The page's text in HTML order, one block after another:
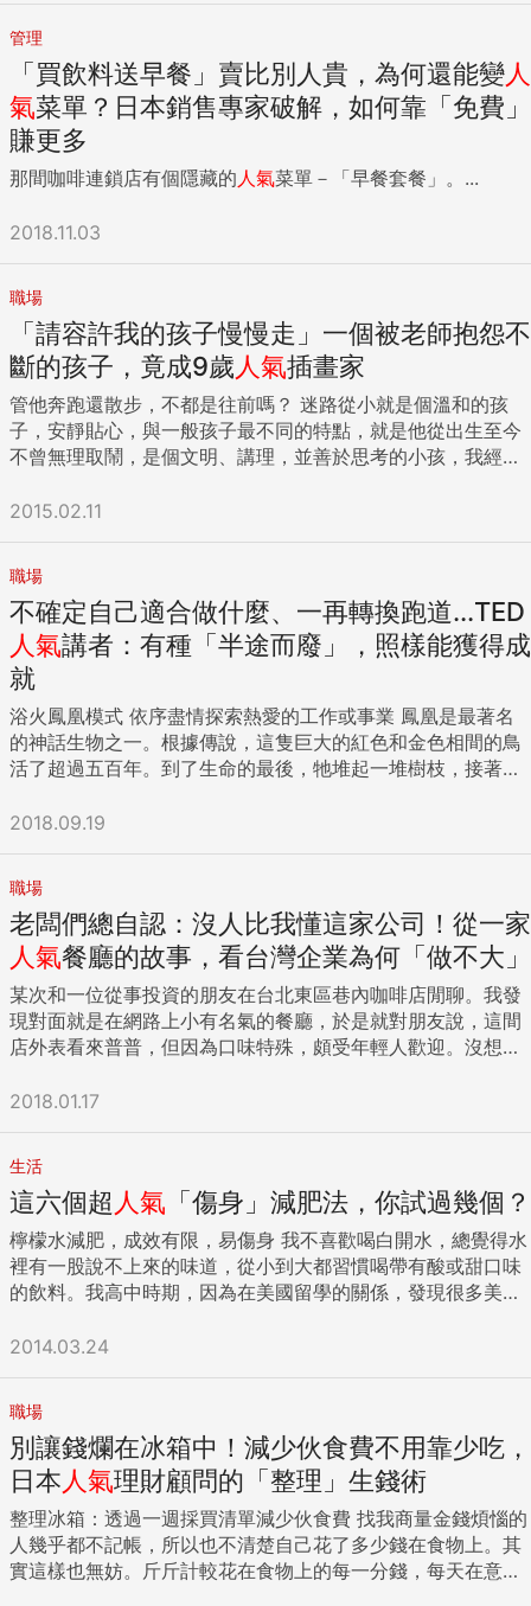
管理
「買飲料送早餐」賣比別人貴，為何還能變人
氣菜單？日本銷售專家破解，如何靠「免費」
賺更多
那間咖啡連鎖店有個隱藏的 人氣菜單－「早餐套餐」。...
2018.11.03
職場
「請容許我的孩子慢慢走」一個被老師抱怨不
斷的孩子，竟成9歲人氣插畫家
管他奔跑還散步，不都是往前嗎？ 迷路從小就是個溫和的孩
子，安靜貼心，與一般孩子最不同的特點，就是他從出生至今
不曾無理取鬧，是個文明、講理，並善於思考的小孩，我經常
眾親朋好友眼中乖巧無比的孩子，自從上了幼稚園開始，卻百
他就是背不起來！」 「迷路媽，全班都會了他就是跟不上，
26個字母不會、單字也不會唸！」 「迷路媽，我們馬上就要
登台表演了，到時候他一定會在台上出糗！」 「迷路媽，每次
全班都寫完了，他就是寫不完！」 很感謝老師一而再再而三的
「客訴」，這不但激起我積極尋找方向的動能，也反思了台灣
教育的單一性。是不是只有學習狀況良好的孩子才稱得上是個
好孩子呢？是不是只有英文單字背得快才夠資格獲得老師的讚
美呢？是不是成績好，人生才有價值呢？是否每個孩子都得像
的教育觀點正以一種不可逆的價值長久存在於社會之後，身為
世界上唯一相挺的人。 於是我改變先前一味卑微的態度，成為
自己孩子的代言人，堅定地告訴老師：「請容許迷路慢慢走，
他才6歲，還有一輩子可以背英文，我不急，也請你等等他，
就算別的孩子有能力奔跑，那也不代表我的孩子不能散步。小
迷路這樣慢慢走著，或許能見識更多別人看不見的風景。」 後
來，老實說我不確定老師是否認同？不過我確定找到了專屬於
自己的「媽媽風格」。 好老師是孩子生命裡的天使 驚覺迷路
原來迷路是個多動症ADD小朋友啊，屬於注意力散渙主導型的
孩子（mainly inattentive），集中注意力的能力比同齡的學童
落後，僅能達到一般孩子四分之一的專注時間；記憶力也差，
只要是背誦方面的學習效能總是輸別人一截；個性也相對晚
熟，這樣的孩子在生活上自然是缺乏自理能力的。還記得他從
幼稚園到初上小學的過程裡，幾乎是天天有狀況、日日好刺
激！ 小迷路總是在該進教室的時間忘了進教室，該上校車的時
候上錯車、或乾脆忘了上車，該寫的功課忘了帶回家，水壺不
年當中驚喜不斷，老木的心臟也越練越大顆。 不過小迷路很幸
為他寫功課動作太慢而無法準時下班的安親班老師們。 說實在
話，像迷路這樣一個麻煩的孩子，連親生老木偶爾都要肝火大
動，老師們卻不曾放棄這麼難教的孩子，我相信小迷路會帶著
這些愛，溫暖地長大，也會因為生命裡曾經出現這些很棒的大
人而成為一個很棒的大人。 大肚魚哲學 小迷路有一次從學校
抓了幾隻大肚魚回家觀察幾天，我看他帶著爆走弟趴在桌上凝
視游水的魚兒許久，晚上出門散步時，特地帶他們走到對街的
2015.02.11
職場
不確定自己適合做什麼、一再轉換跑道...TED
人氣講者：有種「半途而廢」，照樣能獲得成
就
浴火鳳凰模式 依序盡情探索熱愛的工作或事業 鳳凰是最著名
的神話生物之一。根據傳說，這隻巨大的紅色和金色相間的鳥
活了超過五百年。到了生命的最後，牠堆起一堆樹枝，接著
去、或慢慢消融。然後鳳凰便從牠的灰燼（或是牠原初的殘餘
的興趣時，他們會過得朝氣蓬勃；然而，其他的一些人則會對
單一主題，著迷幾個月甚至幾年的時間。所謂的「鳳凰模
式」，是指在某一個產業待了幾個月或是幾年之後，才改弦易
轍，轉而投入新的產業去開展新的事業。毫無疑問地，這種職
業模式最適合那些在「同步——依序」頻譜中，比較靠近「依
序」那一端的多重潛能者，他們很享受一次探索一種熱情所
在。 在我的網站Puttylike 剛剛成立後沒有多久，我透過一位
崔佛是一位充滿熱情的部落客，同時也是一位數位行銷人員。
即使那個時候他住在美國的密西根州，而我住在丹麥，我們還
是成為網路上的好朋友，對於我們各自發展的部落格交換意
見，並且相互支持。事實上，他是第一個使用「多重潛能者」
（multipotentialite）這個詞彙的人。然而，就像許多相隔很
遠的朋友之間常會發生的情況，崔佛和我在接下來的幾年失去
密切的聯繫，但是我們仍然會透過社群媒體，彼此維持一般的
關注。有一次，我注意到他更新的主題發生了變化。崔佛不再
關的文章——也就是他的達人蘑菇農場，他和朋友開始經營的
趟公路旅行。我們決定中途停下來，看看崔佛在城市蘑菇
（The Urban Mushrooms）設立的總部，順便聊聊彼此的近
況。那裡的空間非常寬敞，一個又一個房間裡，滿滿都是巨大
的、五顏六色的蘑菇，其中有許多是我從來都沒有聽說過的品
種。但是，讓我感到最震驚的，莫過於崔佛居然如此熱衷真菌
學（他一邊敘述他最近的冒險經歷，一邊仔細為一整牆的「獅
子的鬃毛」灑水）。他曾經投注在網絡行銷的那份熱情，完全
2018.09.19
職場
老闆們總自認：沒人比我懂這家公司！從一家
人氣餐廳的故事，看台灣企業為何「做不大」
某次和一位從事投資的朋友在台北東區巷內咖啡店閒聊。我發
現對面就是在網路上小有名氣的餐廳，於是就對朋友說，這間
店外表看來普普，但因為口味特殊，頗受年輕人歡迎。沒想到
談過。」 「是喔！結果呢？」「不太行啊。所以我們沒有
司體質是還好，但有個狀況我實在看不下去。」 「很亂嗎？」
「不是。是他們員工出出入入拿東西，都沒在隨手關燈、關房
間門的。或者說，因為老闆都會一間間檢查然後關燈鎖門，所
以大家就懶得關了。」 「那這樣的問題是？」「難不成以後每
一間分店老闆都要去關燈嗎？」 那朋友補充說明，這代表該店
的標準作業流程還沒建立起來，主要還是靠老闆與家人的雞婆
詢服務來協助建立制度嗎？ 「你說的對。如果老闆不懂，外面
的人進去指導、幫忙建SOP，那當然問題就不大。但我個人觀
察啦，那老闆不是不懂，他是覺得其他人都沒他懂，都沒他細
心，都沒他愛這家店。」他就講到這...。 這的確就麻煩了。 不
只是展店的問題，在現實職場或日常生活中，最怕的不是真沒
知識或不懂的，怕就是怕那種「以為自己很懂的」。這種人或
許透過自己的努力與細心有了一點小成就，接著就認為現有的
成功經驗足以推廣到人生的一切領域。小到一家餐廳，大到跨
國企業，這種狀況實在不罕見。 因此也有分析師不客氣的說，
2018.01.17
生活
這六個超 人氣 「傷身」減肥法，你試過幾個？
檸檬水減肥，成效有限，易傷身 我不喜歡喝白開水，總覺得水
裡有一股說不上來的味道，從小到大都習慣喝帶有酸或甜口味
的飲料。我高中時期，因為在美國留學的關係，發現很多美國
水喝，每一餐吃飯時，更一定要配一瓶可樂，或是市售的含糖
要開一瓶開胃，餐後再喝一瓶解膩。就這樣喝了好幾年，什麼
糖份、熱量爆表的問題，仗著年輕是本錢，我完全沒在怕的
啊！ 直到回台灣後，有次得知一位在美國的高中女同學，幾乎
每天喝將近1公升的可樂，才20多歲出頭，就得了糖尿病！後
來又聽到我爸公司的員工，也因為嗜喝可樂，正值壯年便罹患
糖尿病。有了身邊親友的案例，我嚇得從此之後，不敢再餐餐
喝可樂或含糖飲料了。再加上可樂熱量不低，一罐紅色正常版
2014.03.24
職場
別讓錢爛在冰箱中！減少伙食費不用靠少吃，
日本人氣理財顧問的「整理」生錢術
整理冰箱：透過一週採買清單減少伙食費 找我商量金錢煩惱的
人幾乎都不記帳，所以也不清楚自己花了多少錢在食物上。其
實這樣也無妨。斤斤計較花在食物上的每一分錢，每天在意一